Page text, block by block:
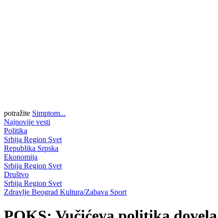
potražite Simptom...
Najnovije vesti
Politika
Srbija Region Svet
Republika Srpska
Ekonomija
Srbija Region Svet
Društvo
Srbija Region Svet
Zdravlje Beograd Kultura/Zabava Sport